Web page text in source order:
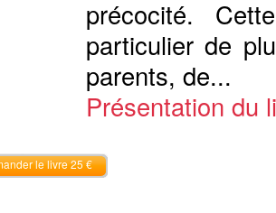
précocité.
particulier de
parents, de...
Présentation du
le livre 25 €